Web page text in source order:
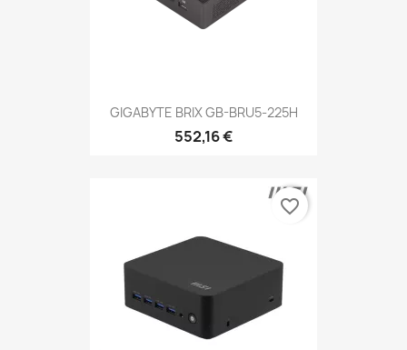
GIGABYTE BRIX GB-BRU5-225H
552,16 €
favorite_border